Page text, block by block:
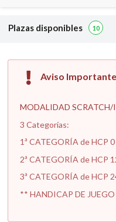
Plazas disponibles 10
Aviso Importante
MODALIDAD SCRATCH/
3 Categorías:
1ª CATEGORÍA de HCP
2ª CATEGORÍA de HCP
3ª CATEGORÍA de HCP
** HANDICAP DE